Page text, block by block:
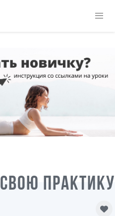
СВОЮ ПРАКТИКУ